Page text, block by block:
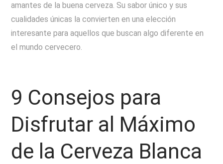
amantes de la buena cerveza. Su sabor único y sus
cualidades únicas la convierten en una elección
interesante para aquellos que buscan algo diferente en
el mundo cervecero.
9 Consejos para
Disfrutar al Máximo
de la Cerveza Blanca